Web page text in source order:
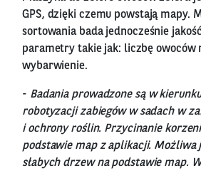
GPS, dzięki czemu powstają mapy.
sortowania bada jednocześnie
parametry takie jak: liczbę owoców
wybarwienie.
- Badania prowadzone są w
robotyzacji zabiegów w sadach w
i ochrony roślin. Przycinanie
podstawie map z aplikacji. Możliwa
słabych drzew na podstawie map.